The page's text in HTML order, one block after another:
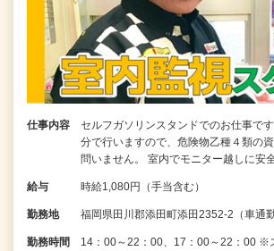
仕事内容
セルフガソリンスタンドでのお仕事で
分で行いますので、危険物乙種４類の
問いません。 室内でモニター越しに安
給与 時給1,080円（手当含む）
勤務地 福岡県田川郡添田町添田2352-2（車通勤
勤務時間
14：00～22：00、17：00～22：00 ※